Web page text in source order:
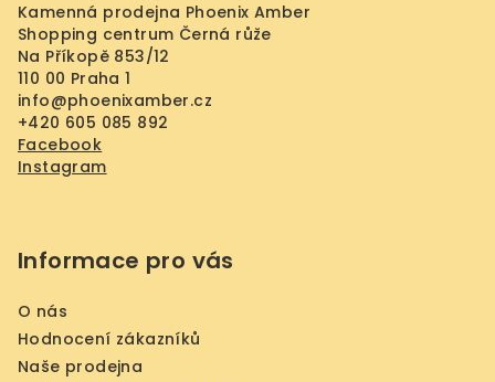
Kamenná prodejna Phoenix Amber
Shopping centrum Černá růže
Na Příkopě 853/12
110 00 Praha 1
info@phoenixamber.cz
+420 605 085 892
Facebook
Instagram
Informace pro vás
O nás
Hodnocení zákazníků
Naše prodejna